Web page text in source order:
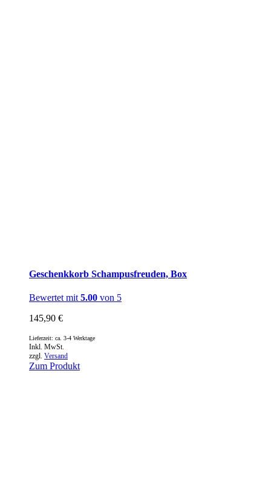
Geschenkkorb Schampusfreuden, Box
Bewertet mit 5.00 von 5
145,90 €
Inkl. MwSt.
zzgl. Versand
Lieferzeit: ca. 3-4 Werktage
Zum Produkt